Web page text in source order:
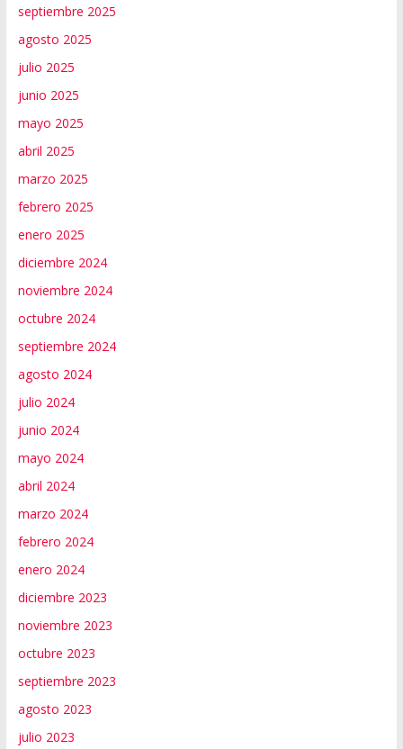
septiembre 2025
agosto 2025
julio 2025
junio 2025
mayo 2025
abril 2025
marzo 2025
febrero 2025
enero 2025
diciembre 2024
noviembre 2024
octubre 2024
septiembre 2024
agosto 2024
julio 2024
junio 2024
mayo 2024
abril 2024
marzo 2024
febrero 2024
enero 2024
diciembre 2023
noviembre 2023
octubre 2023
septiembre 2023
agosto 2023
julio 2023